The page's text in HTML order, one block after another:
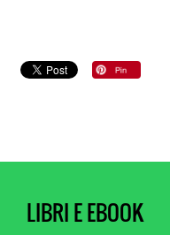
LIBRI E EBOOK